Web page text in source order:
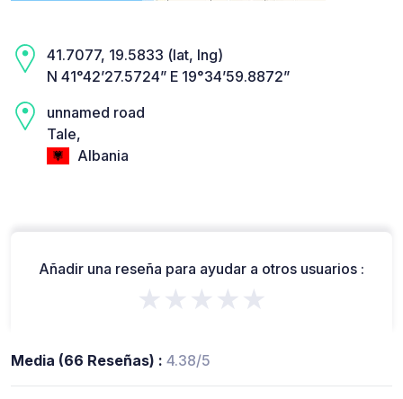
41.7077, 19.5833 (lat, lng)
N 41°42’27.5724” E 19°34’59.8872”
unnamed road
Tale,
Albania
Añadir una reseña para ayudar a otros usuarios :
★★★★★
Media (66 Reseñas) : 4.38/5